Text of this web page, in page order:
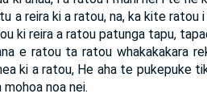
a reira ki a ratou, na, ka kite
ki reira a ratou patunga tapu,
e ratou ta ratou whakakakara
ki a ratou, He aha te pukepuke
noa nei.